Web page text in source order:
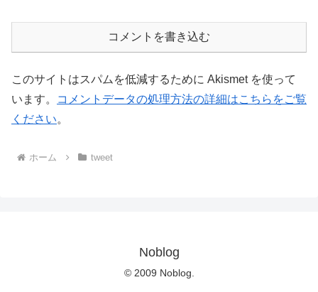
コメントを書き込む
このサイトはスパムを低減するために Akismet を使って
います。
コメントデータの処理方法の詳細はこちらをご覧
ください。
ホーム tweet
Noblog
© 2009 Noblog.